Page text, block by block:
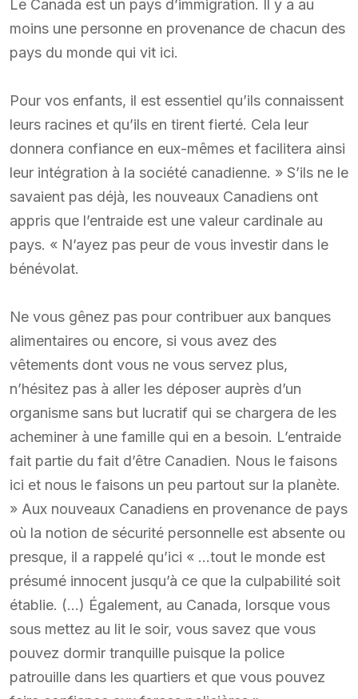
Le Canada est un pays d’immigration. Il y a au
moins une personne en provenance de chacun des
pays du monde qui vit ici.
Pour vos enfants, il est essentiel qu’ils connaissent
leurs racines et qu’ils en tirent fierté. Cela leur
donnera confiance en eux-mêmes et facilitera ainsi
leur intégration à la société canadienne. » S’ils ne le
savaient pas déjà, les nouveaux Canadiens ont
appris que l’entraide est une valeur cardinale au
pays. « N’ayez pas peur de vous investir dans le
bénévolat.
Ne vous gênez pas pour contribuer aux banques
alimentaires ou encore, si vous avez des
vêtements dont vous ne vous servez plus,
n’hésitez pas à aller les déposer auprès d’un
organisme sans but lucratif qui se chargera de les
acheminer à une famille qui en a besoin. L’entraide
fait partie du fait d’être Canadien. Nous le faisons
ici et nous le faisons un peu partout sur la planète.
» Aux nouveaux Canadiens en provenance de pays
où la notion de sécurité personnelle est absente ou
presque, il a rappelé qu’ici « …tout le monde est
présumé innocent jusqu’à ce que la culpabilité soit
établie. (…) Également, au Canada, lorsque vous
sous mettez au lit le soir, vous savez que vous
pouvez dormir tranquille puisque la police
patrouille dans les quartiers et que vous pouvez